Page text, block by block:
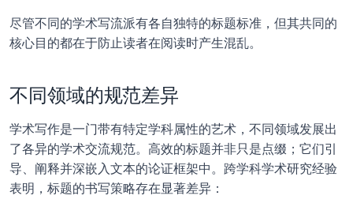
尽管不同的学术写流派有各自独特的标题标准，但其共同的
核心目的都在于防止读者在阅读时产生混乱。
不同领域的规范差异
学术写作是一门带有特定学科属性的艺术，不同领域发展出
了各异的学术交流规范。高效的标题并非只是点缀；它们引
导、阐释并深嵌入文本的论证框架中。跨学科学术研究经验
表明，标题的书写策略存在显著差异：